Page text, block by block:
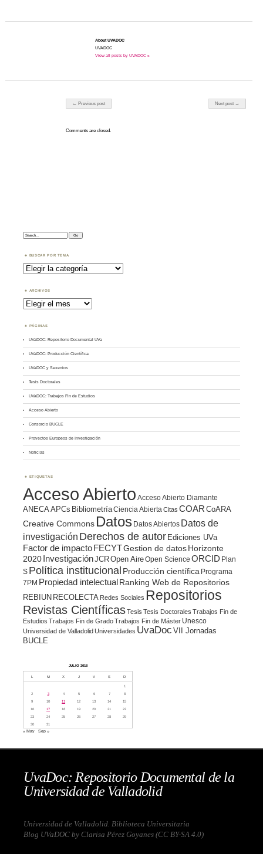
About UVADOC
UVADOC
View all posts by UVADOC »
← Previous post Next post →
Comments are closed.
Search:
BUSCAR POR TEMA
Buscar
por
Tema
ARCHIVOS
Archivos
PÁGINAS
UVaDOC: Repositorio Documental UVa
UVaDOC: Producción Científica
UVaDOC y Sexenios
Tesis Doctorales
UVaDOC: Trabajos Fin de Estudios
Acceso Abierto
Consorcio BUCLE
Proyectos Europeos de Investigación
Noticias
ETIQUETAS
Acceso Abierto Acceso Abierto Diamante
ANECA APCs BibliometríaCiencia Abierta Citas COAR CoARA
Creative Commons Datos Datos Abiertos Datos de
investigación Derechos de autor Ediciones UVa
Factor de impacto FECYTGestion de datosHorizonte
2020 InvestigaciónJCROpen AireOpen Science ORCID Plan
S Política institucional Producción científica Programa
7PM Propiedad intelectualRanking Web de Repositorios
REBIUN RECOLECTA Redes Sociales Repositorios
Revistas CientíficasTesis Tesis Doctorales Trabajos Fin de
Estudios Trabajos Fin de GradoTrabajos Fin de Máster Unesco
Universidad de ValladolidUniversidades UvaDoc VII Jornadas
BUCLE
JULIO 2018
L M X J V S D
1
2
3 4 5 6 7
8
9
10 11 12 13 14
15
16
17 18 19 20 21
22
23
24 25 26 27 28
29
30
31
« May Sep »
UvaDoc: Repositorio Documental de la
Universidad de Valladolid
Universidad de Valladolid. Biblioteca Universitaria
Blog UVaDOC by Clarisa Pérez Goyanes (CC BY-SA 4.0)